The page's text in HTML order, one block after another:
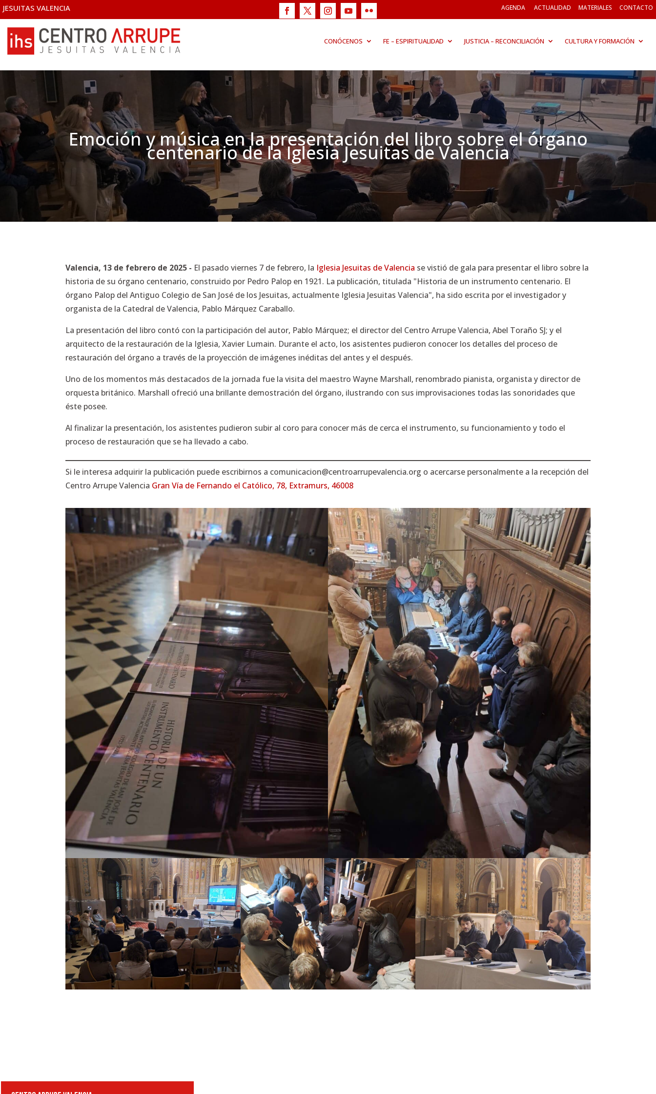
JESUITAS VALENCIA AGENDA ACTUALIDAD MATERIALES CONTACTO
CONÓCENOS FE – ESPIRITUALIDAD JUSTICIA – RECONCILIACIÓN CULTURA Y FORMACIÓN
Emoción y música en la presentación del libro sobre el órgano
centenario de la Iglesia Jesuitas de Valencia
Valencia, 13 de febrero de 2025 - El pasado viernes 7 de febrero, la Iglesia Jesuitas de Valencia se vistió de gala para presentar el libro sobre la
historia de su órgano centenario, construido por Pedro Palop en 1921. La publicación, titulada "Historia de un instrumento centenario. El
órgano Palop del Antiguo Colegio de San José de los Jesuitas, actualmente Iglesia Jesuitas Valencia", ha sido escrita por el investigador y
organista de la Catedral de Valencia, Pablo Márquez Caraballo.
La presentación del libro contó con la participación del autor, Pablo Márquez; el director del Centro Arrupe Valencia, Abel Toraño SJ; y el
arquitecto de la restauración de la Iglesia, Xavier Lumain. Durante el acto, los asistentes pudieron conocer los detalles del proceso de
restauración del órgano a través de la proyección de imágenes inéditas del antes y el después.
Uno de los momentos más destacados de la jornada fue la visita del maestro Wayne Marshall, renombrado pianista, organista y director de
orquesta británico. Marshall ofreció una brillante demostración del órgano, ilustrando con sus improvisaciones todas las sonoridades que
éste posee.
Al finalizar la presentación, los asistentes pudieron subir al coro para conocer más de cerca el instrumento, su funcionamiento y todo el
proceso de restauración que se ha llevado a cabo.
Si le interesa adquirir la publicación puede escribirnos a comunicacion@centroarrupevalencia.org o acercarse personalmente a la recepción del
Centro Arrupe Valencia Gran Vía de Fernando el Católico, 78, Extramurs, 46008